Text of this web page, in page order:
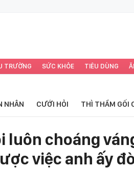
TRƯỜNG SỨC KHỎE TIÊU DÙNG
NHÂN CƯỚI HỎI THÌ THẦM GỐI
luôn choáng
việc anh ấy